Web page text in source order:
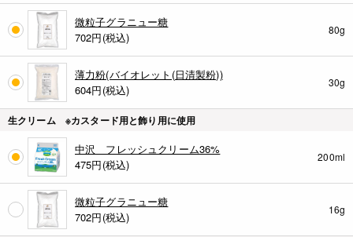
微粒子グラニュー糖
702円(税込)
80g
薄力粉(バイオレット(日清製粉))
604円(税込)
30g
生クリーム ※カスタード用と飾り用に使用
中沢 フレッシュクリーム36%
475円(税込)
200ml
微粒子グラニュー糖
702円(税込)
16g